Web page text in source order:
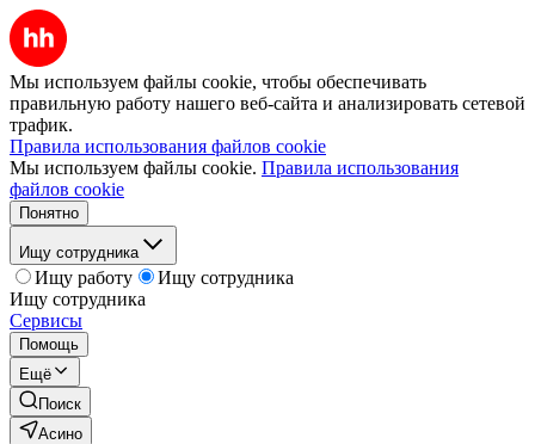
Мы используем файлы cookie, чтобы обеспечивать
правильную работу нашего веб-сайта и анализировать сетевой
трафик.
Правила использования файлов cookie
Мы используем файлы cookie. Правила использования
файлов cookie
Понятно
Ищу сотрудника
Ищу работу
Ищу сотрудника
Ищу сотрудника
Сервисы
Помощь
Ещё
Поиск
Асино